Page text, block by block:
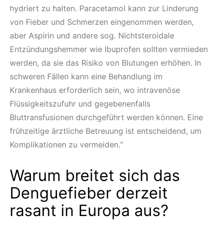
hydriert zu halten. Paracetamol kann zur Linderung
von Fieber und Schmerzen eingenommen werden,
aber Aspirin und andere sog. Nichtsteroidale
Entzündungshemmer wie Ibuprofen sollten vermieden
werden, da sie das Risiko von Blutungen erhöhen. In
schweren Fällen kann eine Behandlung im
Krankenhaus erforderlich sein, wo intravenöse
Flüssigkeitszufuhr und gegebenenfalls
Bluttransfusionen durchgeführt werden können. Eine
frühzeitige ärztliche Betreuung ist entscheidend, um
Komplikationen zu vermeiden.“
Warum breitet sich das
Denguefieber derzeit
rasant in Europa aus?